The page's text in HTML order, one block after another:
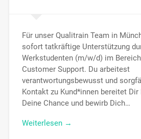
Für unser Qualitrain Team in
sofort tatkräftige Unterstützung
Werkstudenten (m/w/d) im
Customer Support. Du arbeitest
verantwortungsbewusst und
Kontakt zu Kund*innen bereitet Dir
Deine Chance und bewirb Dich…
Weiterlesen →